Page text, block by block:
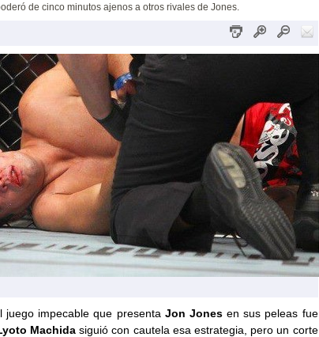
de cinco minutos ajenos a otros rivales de Jones.
juego impecable que presenta Jon Jonesen sus peleas fue
Machidasiguió con cautela esa estrategia, pero un corte